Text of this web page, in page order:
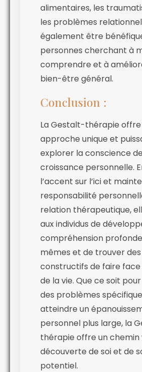
alimentaires, les
les problèmes
également être
personnes cherchant à
comprendre et à
bien-être général.
Conclusion :
La Gestalt-thérapie offre
approche unique et
explorer la conscience
croissance personnelle.
l’accent sur l’ici et
responsabilité
relation thérapeutique,
aux individus de
compréhension profonde
mêmes et de trouver
constructifs de faire face
de la vie. Que ce soit
des problèmes
atteindre un
personnel plus large, la
thérapie offre un chemin
découverte de soi et de
potentiel.